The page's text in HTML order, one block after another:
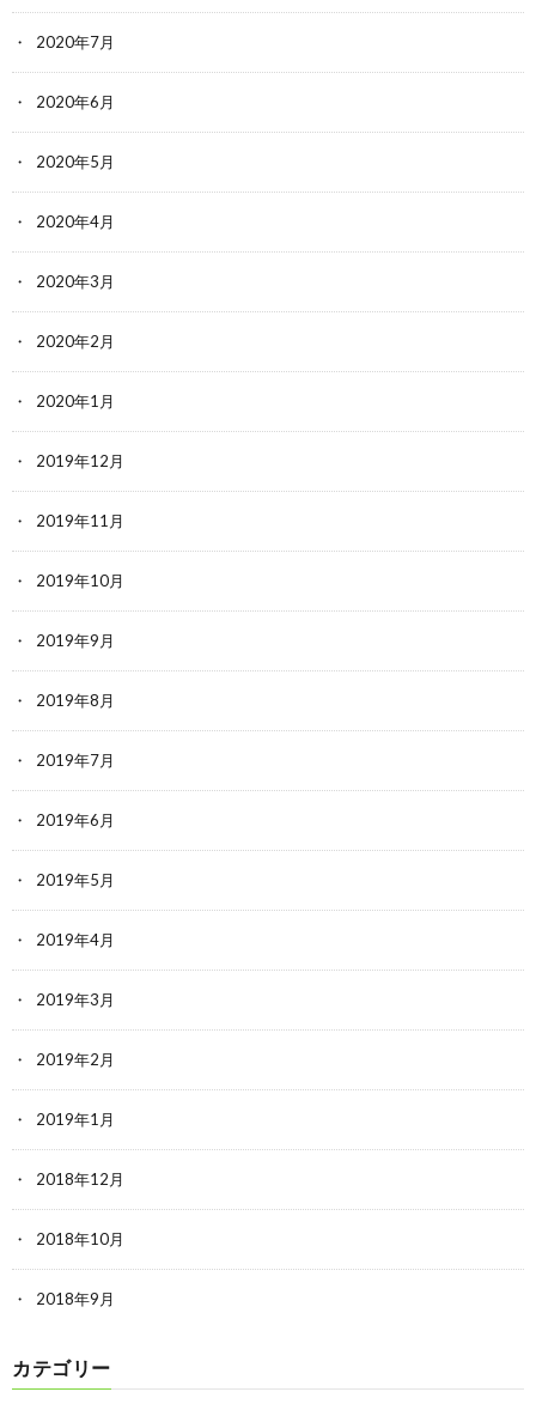
2020年7月
2020年6月
2020年5月
2020年4月
2020年3月
2020年2月
2020年1月
2019年12月
2019年11月
2019年10月
2019年9月
2019年8月
2019年7月
2019年6月
2019年5月
2019年4月
2019年3月
2019年2月
2019年1月
2018年12月
2018年10月
2018年9月
カテゴリー